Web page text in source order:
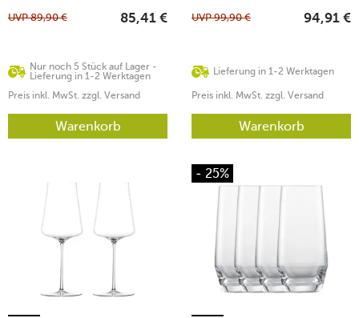
Nur noch 5 Stück auf Lager -
Lieferung in 1-2 Werktagen
UVP89,90 € 85,41 €
Preis inkl. MwSt. zzgl. Versand
Warenkorb
Lieferung in 1-2 Werktagen
UVP99,90 € 94,91 €
Preis inkl. MwSt. zzgl. Versand
Warenkorb
- 25%